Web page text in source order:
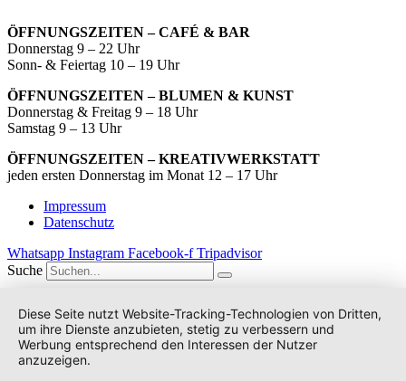
ÖFFNUNGSZEITEN – CAFÉ & BAR
Donnerstag 9 – 22 Uhr
Sonn- & Feiertag 10 – 19 Uhr
ÖFFNUNGSZEITEN – BLUMEN & KUNST
Donnerstag & Freitag 9 – 18 Uhr
Samstag 9 – 13 Uhr
ÖFFNUNGSZEITEN – KREATIVWERKSTATT
jeden ersten Donnerstag im Monat 12 – 17 Uhr
Impressum
Datenschutz
Whatsapp Instagram Facebook-f Tripadvisor
Suche
Diese Seite nutzt Website-Tracking-Technologien von Dritten,
um ihre Dienste anzubieten, stetig zu verbessern und
Werbung entsprechend den Interessen der Nutzer
anzuzeigen.